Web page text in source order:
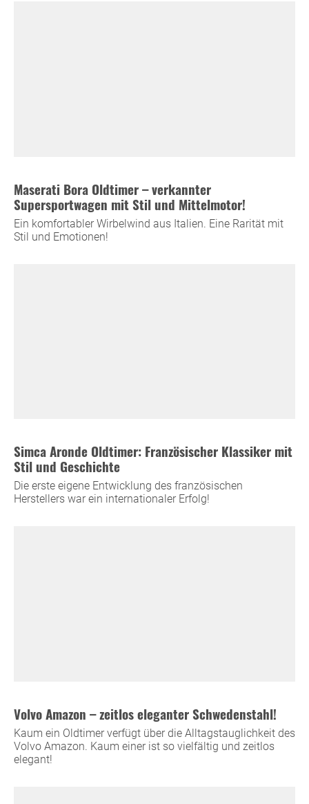
Maserati Bora Oldtimer – verkannter
Supersportwagen mit Stil und Mittelmotor!
Ein komfortabler Wirbelwind aus Italien. Eine Rarität mit
Stil und Emotionen!
Simca Aronde Oldtimer: Französischer Klassiker mit
Stil und Geschichte
Die erste eigene Entwicklung des französischen
Herstellers war ein internationaler Erfolg!
Volvo Amazon – zeitlos eleganter Schwedenstahl!
Kaum ein Oldtimer verfügt über die Alltagstauglichkeit des
Volvo Amazon. Kaum einer ist so vielfältig und zeitlos
elegant!